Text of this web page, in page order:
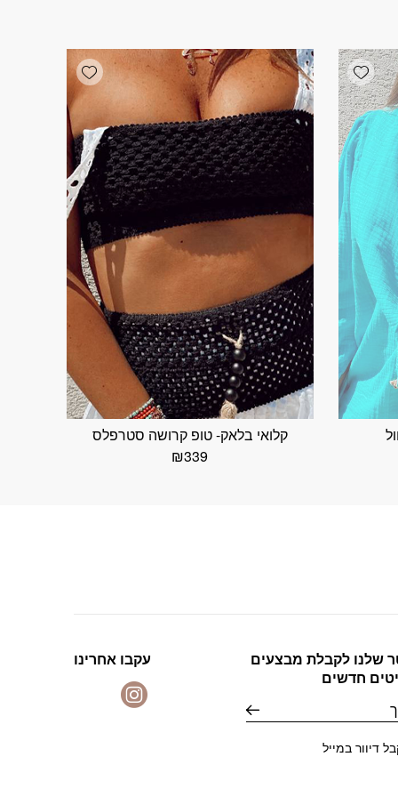
Add wishlist
Add wishlist
קלואי בלאק- טופ קרושה סטרפלס
₪339
עקבו אחרינו
שלנו לקבלת מבצעים
חדשים
דיוור במייל